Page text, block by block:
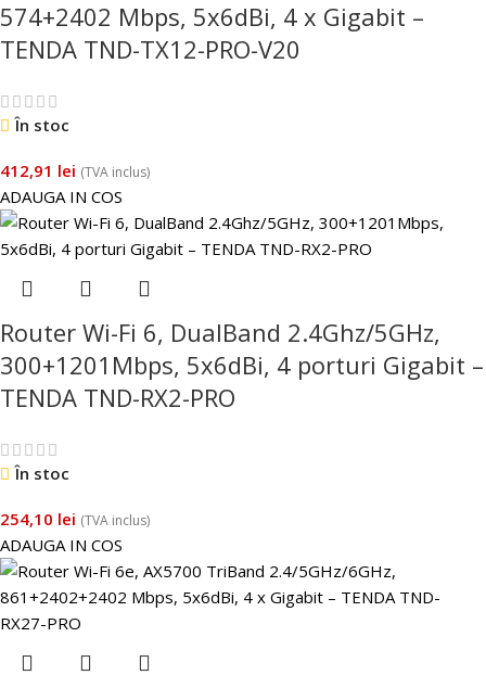
574+2402 Mbps, 5x6dBi, 4 x Gigabit –
TENDA TND-TX12-PRO-V20
În stoc
412,91 lei (TVA inclus)
ADAUGA IN COS
Router Wi-Fi 6, DualBand 2.4Ghz/5GHz,
300+1201Mbps, 5x6dBi, 4 porturi Gigabit –
TENDA TND-RX2-PRO
În stoc
254,10 lei (TVA inclus)
ADAUGA IN COS